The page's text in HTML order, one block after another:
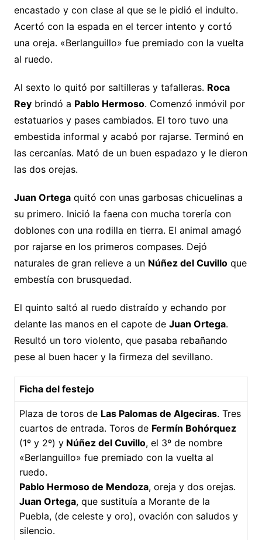
encastado y con clase al que se le pidió el indulto.
Acertó con la espada en el tercer intento y cortó
una oreja. «Berlanguillo» fue premiado con la vuelta
al ruedo.
Al sexto lo quitó por saltilleras y tafalleras. Roca
Reybrindó a Pablo Hermoso. Comenzó inmóvil por
estatuarios y pases cambiados. El toro tuvo una
embestida informal y acabó por rajarse. Terminó en
las cercanías. Mató de un buen espadazo y le dieron
las dos orejas.
Juan Ortegaquitó con unas garbosas chicuelinas a
su primero. Inició la faena con mucha torería con
doblones con una rodilla en tierra. El animal amagó
por rajarse en los primeros compases. Dejó
naturales de gran relieve a un Núñez del Cuvilloque
embestía con brusquedad.
El quinto saltó al ruedo distraído y echando por
delante las manos en el capote de Juan Ortega.
Resultó un toro violento, que pasaba rebañando
pese al buen hacer y la firmeza del sevillano.
Ficha del festejo
Plaza de toros de Las Palomas de Algeciras. Tres
cuartos de entrada. Toros de Fermín Bohórquez
(1º y 2º) yNúñez del Cuvillo, el 3º de nombre
«Berlanguillo» fue premiado con la vuelta al
ruedo.
Pablo Hermoso de Mendoza, oreja y dos orejas.
Juan Ortega, que sustituía a Morante de la
Puebla, (de celeste y oro), ovación con saludos y
silencio.